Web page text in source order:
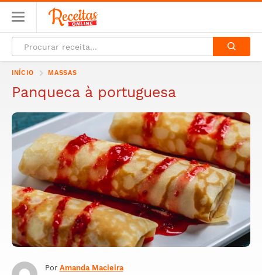
INÍCIO MASSAS
Panqueca à portuguesa
Por Amanda Macieira